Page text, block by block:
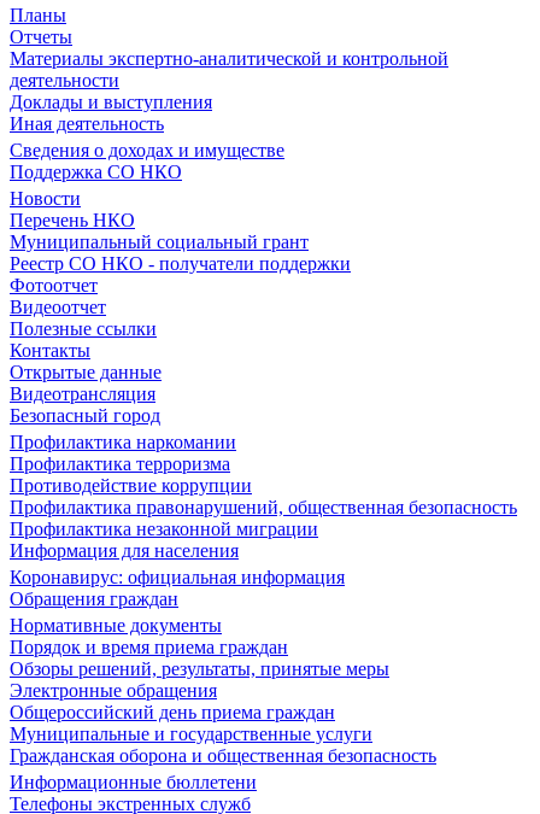
Планы
Отчеты
Материалы экспертно-аналитической и контрольной
деятельности
Доклады и выступления
Иная деятельность
Сведения о доходах и имуществе
Поддержка СО НКО
Новости
Перечень НКО
Муниципальный социальный грант
Реестр СО НКО - получатели поддержки
Фотоотчет
Видеоотчет
Полезные ссылки
Контакты
Открытые данные
Видеотрансляция
Безопасный город
Профилактика наркомании
Профилактика терроризма
Противодействие коррупции
Профилактика правонарушений, общественная безопасность
Профилактика незаконной миграции
Информация для населения
Коронавирус: официальная информация
Обращения граждан
Нормативные документы
Порядок и время приема граждан
Обзоры решений, результаты, принятые меры
Электронные обращения
Общероссийский день приема граждан
Муниципальные и государственные услуги
Гражданская оборона и общественная безопасность
Информационные бюллетени
Телефоны экстренных служб